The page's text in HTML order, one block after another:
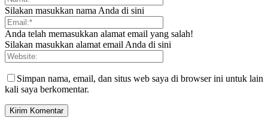
Silakan masukkan nama Anda di sini
Anda telah memasukkan alamat email yang salah!
Silakan masukkan alamat email Anda di sini
Simpan nama, email, dan situs web saya di browser ini untuk lain
kali saya berkomentar.